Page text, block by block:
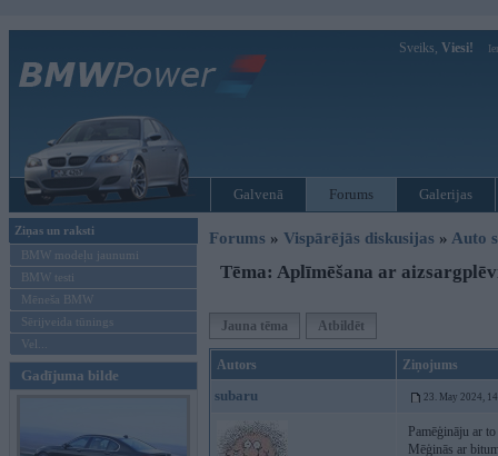
Sveiks, Viesi!
Galvenā Forums Galerijas
Ziņas un raksti
BMW modeļu jaunumi
BMW testi
Mēneša BMW
Sērijveida tūnings
Vel...
Gadījuma bilde
Forums » Vispārējās diskusijas » Auto
Tēma: Aplīmēšana ar
Jauna tēma Atbildēt
Autors Ziņojums
subaru 23. May 2024,
Pamēģināju ar
Mēģinās ar